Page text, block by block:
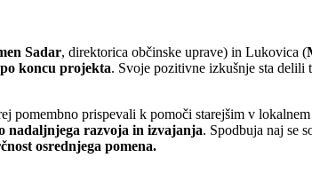
Sadar, direktorica občinske uprave) in Lukovica (
koncu projekta. Svoje pozitivne izkušnje sta delili
pomembno prispevali k pomoči starejšim v
nadaljnjega razvoja in izvajanja. Spodbuja naj se
osrednjega pomena.